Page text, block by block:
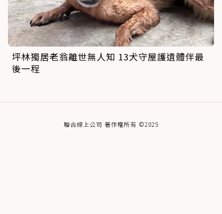
坪林獨居老翁離世無人知 13犬守屋護遺體伴最
後一程
聯合線上公司 著作權所有 ©2025